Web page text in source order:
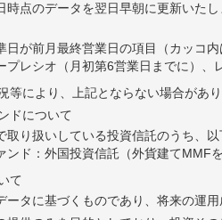
点のデータを翌日早朝に更新いた
日が前月最終営業日の項目（カッコ
プレシオ（月初第6営業日までに）
等により、上記とならない場合があ
ドについて
取り扱いしている投資信託のうち、
ンド：外国投資信託（外貨建てMMF
て
ータに基づくものであり、将来の運